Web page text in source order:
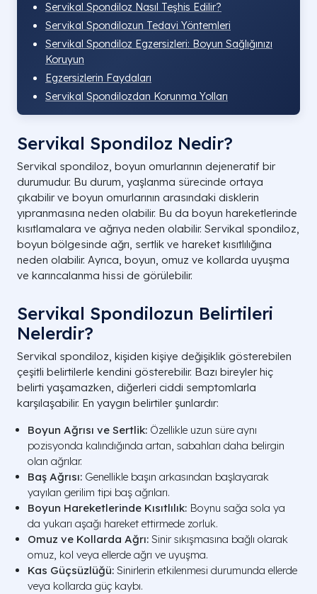
Servikal Spondiloz Nasıl Teşhis Edilir?
Servikal Spondilozun Tedavi Yöntemleri
Servikal Spondiloz Egzersizleri: Boyun Sağlığınızı
Koruyun
Egzersizlerin Faydaları
Servikal Spondilozdan Korunma Yolları
Servikal Spondiloz Nedir?
Servikal spondiloz, boyun omurlarının dejeneratif bir
durumudur. Bu durum, yaşlanma sürecinde ortaya
çıkabilir ve boyun omurlarının arasındaki disklerin
yıpranmasına neden olabilir. Bu da boyun hareketlerinde
kısıtlamalara ve ağrıya neden olabilir. Servikal spondiloz,
boyun bölgesinde ağrı, sertlik ve hareket kısıtlılığına
neden olabilir. Ayrıca, boyun, omuz ve kollarda uyuşma
ve karıncalanma hissi de görülebilir.
Servikal Spondilozun Belirtileri
Nelerdir?
Servikal spondiloz, kişiden kişiye değişiklik gösterebilen
çeşitli belirtilerle kendini gösterebilir. Bazı bireyler hiç
belirti yaşamazken, diğerleri ciddi semptomlarla
karşılaşabilir. En yaygın belirtiler şunlardır:
Boyun Ağrısı ve Sertlik: Özellikle uzun süre aynı
pozisyonda kalındığında artan, sabahları daha belirgin
olan ağrılar.
Baş Ağrısı: Genellikle başın arkasından başlayarak
yayılan gerilim tipi baş ağrıları.
Boyun Hareketlerinde Kısıtlılık: Boynu sağa sola ya
da yukarı aşağı hareket ettirmede zorluk.
Omuz ve Kollarda Ağrı: Sinir sıkışmasına bağlı olarak
omuz, kol veya ellerde ağrı ve uyuşma.
Kas Güçsüzlüğü: Sinirlerin etkilenmesi durumunda ellerde
veya kollarda güç kaybı.